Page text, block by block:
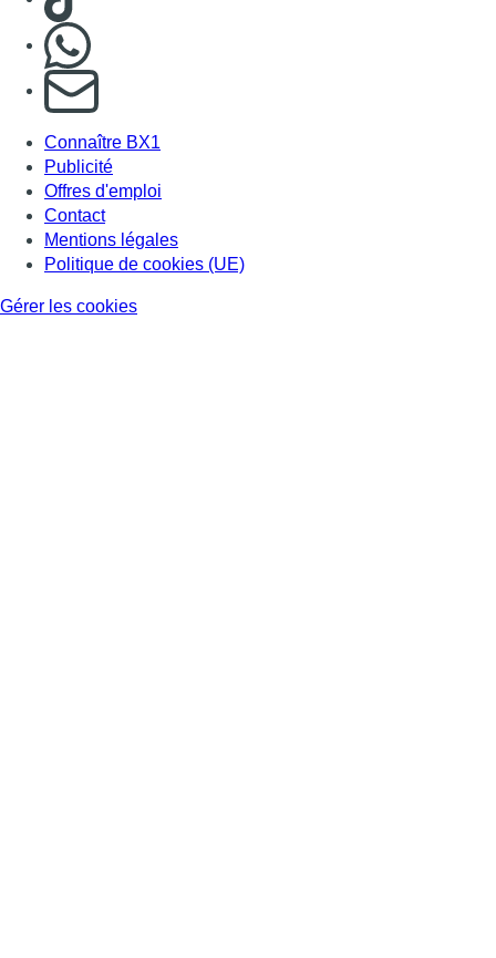
S'abonner à notre newsletter
Connaître BX1
Publicité
Offres d'emploi
Contact
Mentions légales
Politique de cookies (UE)
Gérer les cookies